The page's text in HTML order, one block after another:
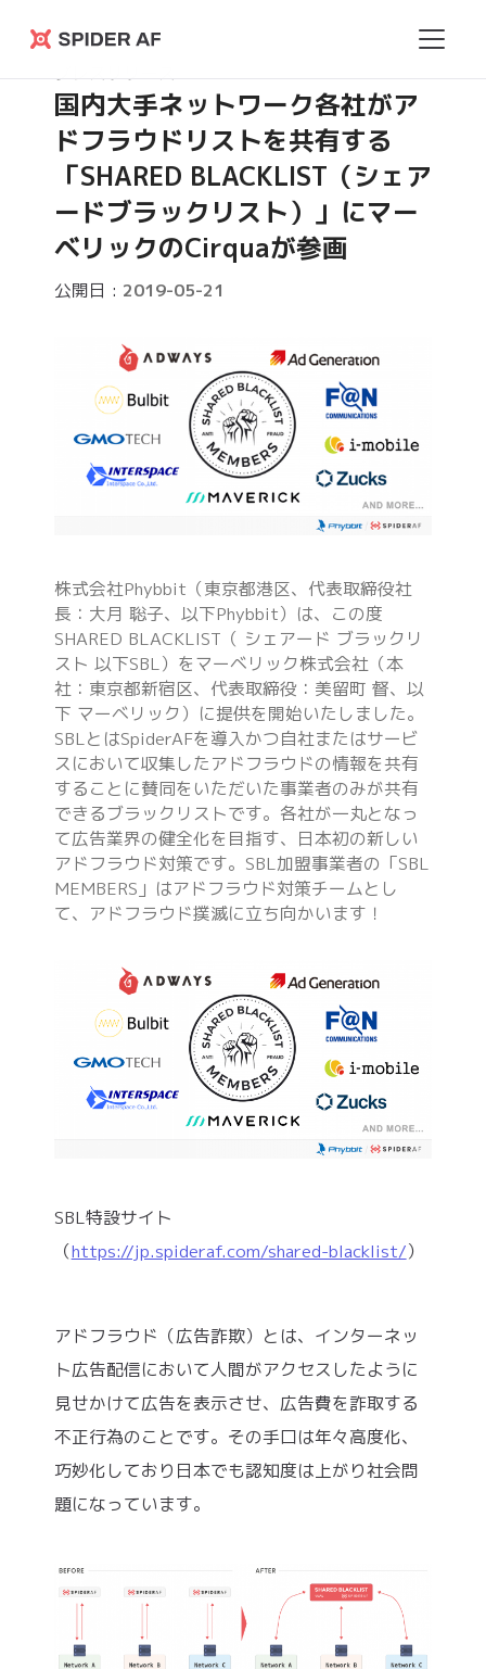
Spider
AF
プレスリリース
国内大手ネットワーク各社がア
ドフラウドリストを共有する
「SHARED BLACKLIST（シェア
ードブラックリスト）」にマー
ベリックのCirquaが参画
公開日 : 2019-05-21
株式会社Phybbit（東京都港区、代表取締役社
長：大月 聡子、以下Phybbit）は、この度
SHARED BLACKLIST（ シェアード ブラックリ
スト 以下SBL）をマーベリック株式会社（本
社：東京都新宿区、代表取締役：美留町 督、以
下 マーベリック）に提供を開始いたしました。
SBLとはSpiderAFを導入かつ自社またはサービ
スにおいて収集したアドフラウドの情報を共有
することに賛同をいただいた事業者のみが共有
できるブラックリストです。各社が一丸となっ
て広告業界の健全化を目指す、日本初の新しい
アドフラウド対策です。SBL加盟事業者の「SBL
MEMBERS」はアドフラウド対策チームとし
て、アドフラウド撲滅に立ち向かいます！
SBL特設サイト
（https://jp.spideraf.com/shared-blacklist/）
アドフラウド（広告詐欺）とは、インターネッ
ト広告配信において人間がアクセスしたように
見せかけて広告を表示させ、広告費を詐取する
不正行為のことです。その手口は年々高度化、
巧妙化しており日本でも認知度は上がり社会問
題になっています。